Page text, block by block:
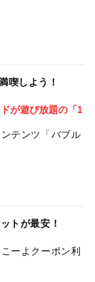
喫しよう！
が遊び放題の「1
テンツ「バブル
トが最安！
ーよクーポン利